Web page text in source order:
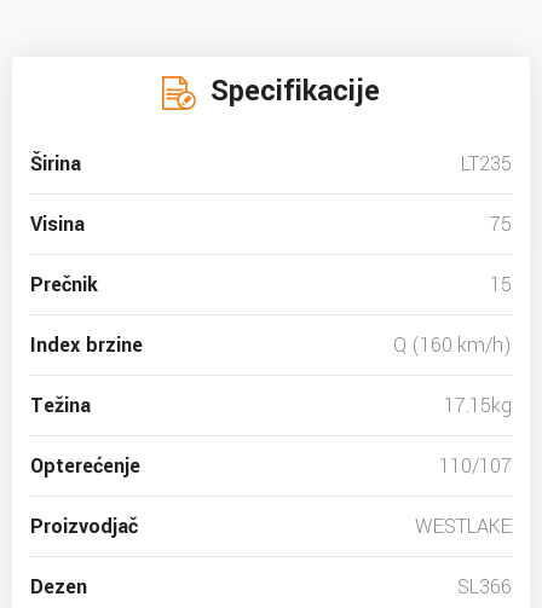
Specifikacije
Širina LT235
Visina 75
Prečnik 15
Index brzine Q (160 km/h)
Težina 17.15kg
Opterećenje 110/107
Proizvodjač WESTLAKE
Dezen SL366